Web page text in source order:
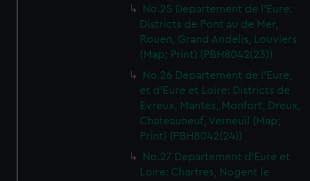
No.25 Departement de l'Eure:
Districts de Pont au de Mer,
Rouen, Grand Andelis, Louviers
(Map; Print) (PBH8042(23))
No.26 Departement de l'Eure,
et d'Eure et Loire: Districts de
Evreux, Mantes, Monfort, Dreux,
Chateauneuf, Verneuil (Map;
Print) (PBH8042(24))
No.27 Departement d'Eure et
Loire: Chartres, Nogent le